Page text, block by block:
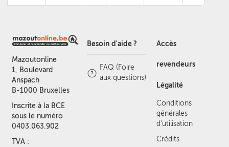
Mazoutonline
1, Boulevard
Anspach
B-1000 Bruxelles
Inscrite à la BCE
sous le numéro
0403.063.902
TVA :
Besoin d'aide ?
FAQ (Foire
aux questions)
Accès
revendeurs
Légalité
Conditions
générales
d'utilisation
Crédits